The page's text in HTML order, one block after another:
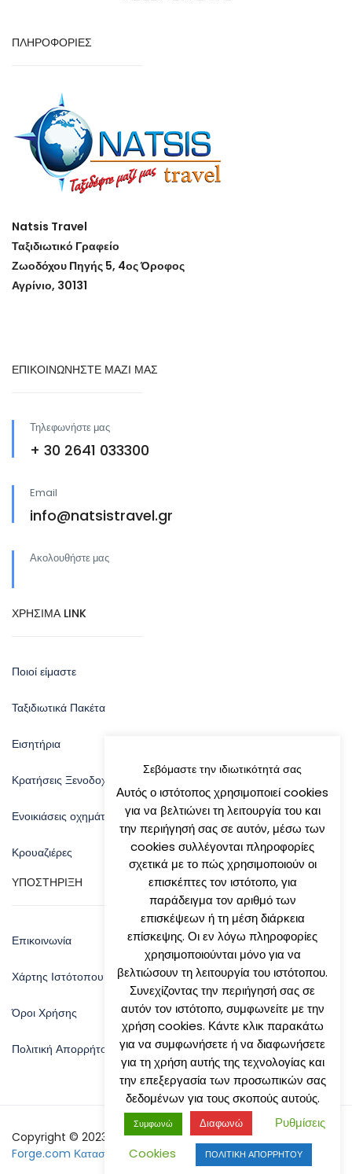
ΠΛΗΡΟΦΟΡΙΕΣ
Natsis Travel
Ταξιδιωτικό Γραφείο
Ζωοδόχου Πηγής 5, 4ος Όροφος
Αγρίνιο, 30131
ΕΠΙΚΟΙΝΩΝΗΣΤΕ ΜΑΖΙ ΜΑΣ
Τηλεφωνήστε μας
+ 30 2641 033300
Email
info@natsistravel.gr
Ακολουθήστε μας
ΧΡΗΣΙΜΑ LINK
Ποιοί είμαστε
Ταξιδιωτικά Πακέτα
Εισητήρια
Κρατήσεις Ξενοδοχείων
Ενοικιάσεις οχημάτων
Κρουαζιέρες
ΥΠΟΣΤΗΡΙΞΗ
Επικοινωνία
Χάρτης Ιστότοπου
Όροι Χρήσης
Πολιτική Απορρήτου
Copyright © 2023 by Natsis Travel - Designed By:
Forge.com Κατασκευή Ιστοσελίδων
Σεβόμαστε την ιδιωτικότητά σας
Αυτός ο ιστότοπος χρησιμοποιεί cookies
για να βελτιώνει τη λειτουργία του και
την περιήγησή σας σε αυτόν, μέσω των
cookies συλλέγονται πληροφορίες
σχετικά με το πώς χρησιμοποιούν οι
επισκέπτες τον ιστότοπο, για
παράδειγμα τον αριθμό των
επισκέψεων ή τη μέση διάρκεια
επίσκεψης. Οι εν λόγω πληροφορίες
χρησιμοποιούνται μόνο για να
βελτιώσουν τη λειτουργία του ιστότοπου.
Συνεχίζοντας την περιήγησή σας σε
αυτόν τον ιστότοπο, συμφωνείτε με την
χρήση cookies. Κάντε κλικ παρακάτω
για να συμφωνήσετε ή να διαφωνήσετε
για τη χρήση αυτής της τεχνολογίας και
την επεξεργασία των προσωπικών σας
δεδομένων για τους σκοπούς αυτούς.
Συμφωνώ Διαφωνώ
Ρυθμίσεις
Cookies
ΠΟΛΙΤΙΚΗ ΑΠΟΡΡΗΤΟΥ